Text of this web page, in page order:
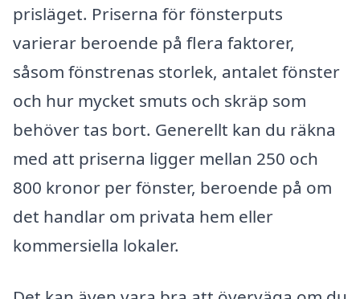
prisläget. Priserna för fönsterputs
varierar beroende på flera faktorer,
såsom fönstrenas storlek, antalet fönster
och hur mycket smuts och skräp som
behöver tas bort. Generellt kan du räkna
med att priserna ligger mellan 250 och
800 kronor per fönster, beroende på om
det handlar om privata hem eller
kommersiella lokaler.